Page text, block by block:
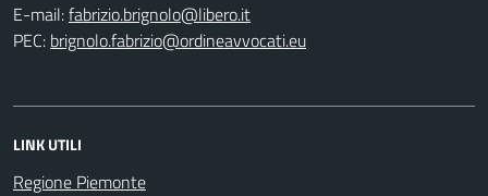
E-mail:
PEC:
LINK UTILI
Regione Piemonte